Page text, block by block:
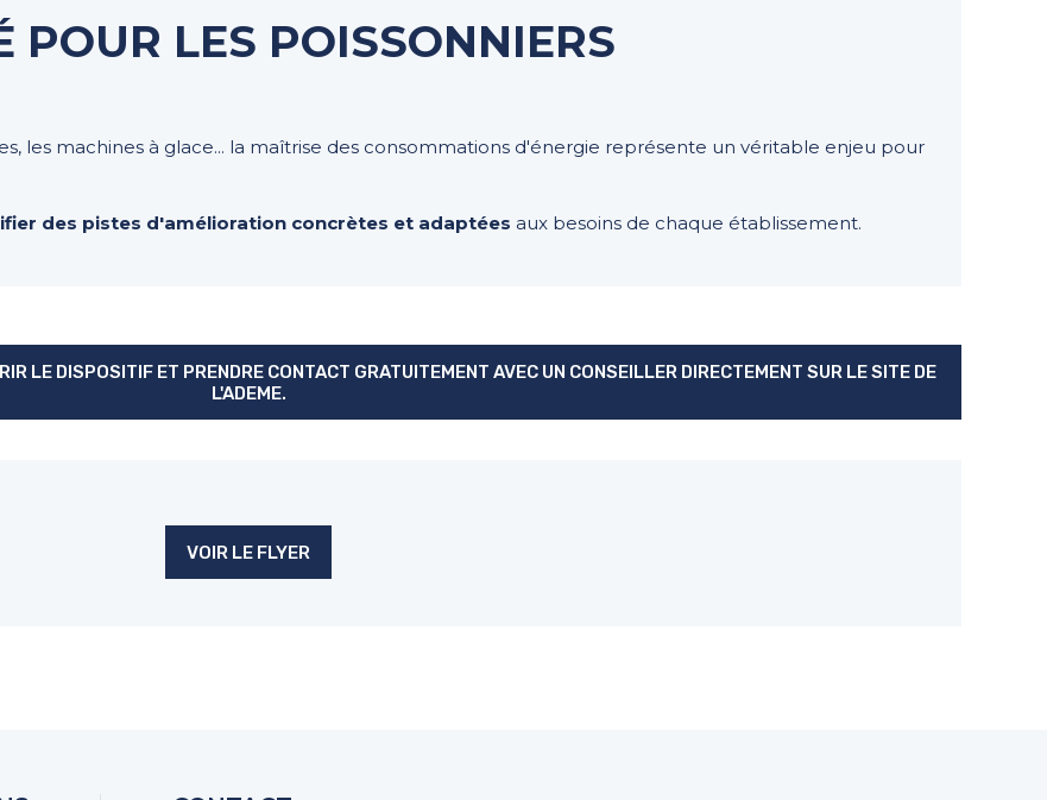
POUR LES POISSONNIERS
les machines à glace... la maîtrise des consommations d'énergie représente un véritable enjeu pour
des pistes d'amélioration concrètes et adaptées aux besoins de chaque établissement.
LE DISPOSITIF ET PRENDRE CONTACT GRATUITEMENT AVEC UN CONSEILLER DIRECTEMENT SUR LE SITE DE
L'ADEME.
VOIR LE FLYER